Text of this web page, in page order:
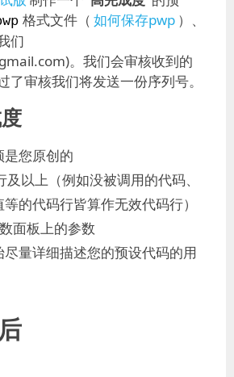
格式文件（ 如何保存pwp ）、
们
。我们会审核收到的
了审核我们将发送一份序列号。
您原创的
以上（例如没被调用的代码、
的代码行皆算作无效代码行）
面板上的参数
量详细描述您的预设代码的用